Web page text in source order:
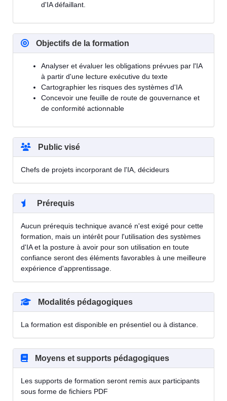
d'IA défaillant.
Objectifs de la formation
Analyser et évaluer les obligations prévues par l'IA
à partir d'une lecture exécutive du texte
Cartographier les risques des systèmes d'IA
Concevoir une feuille de route de gouvernance et
de conformité actionnable
Public visé
Chefs de projets incorporant de l'IA, décideurs
Prérequis
Aucun prérequis technique avancé n'est exigé pour cette
formation, mais un intérêt pour l'utilisation des systèmes
d'IA et la posture à avoir pour son utilisation en toute
confiance seront des éléments favorables à une meilleure
expérience d'apprentissage.
Modalités pédagogiques
La formation est disponible en présentiel ou à distance.
Moyens et supports pédagogiques
Les supports de formation seront remis aux participants
sous forme de fichiers PDF